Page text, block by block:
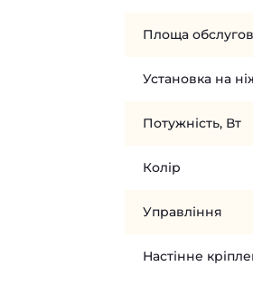
Площа
Установка на
Потужність, Вт
Колір
Управління
Настінне